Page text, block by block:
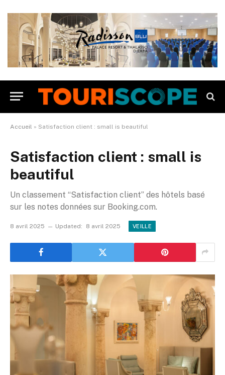
Accueil » Satisfaction client : small is beautiful
Satisfaction client : small is
beautiful
Un classement “Satisfaction client” des hôtels basé
sur les notes données sur Booking.com.
8 avril 2025 Updated: 8 avril 2025 VEILLE